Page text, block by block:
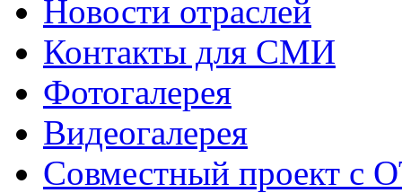
Новости отраслей
Контакты для СМИ
Фотогалерея
Видеогалерея
Совместный проект с